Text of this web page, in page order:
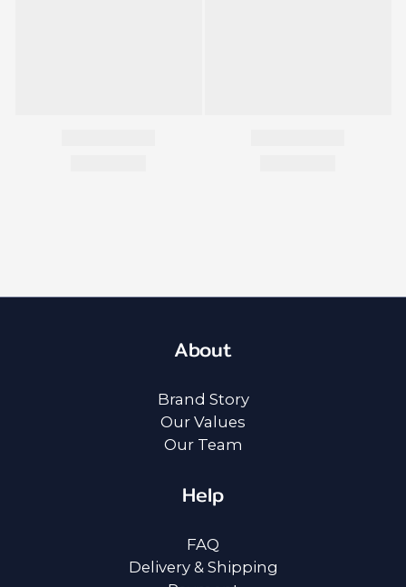
About
Brand Story
Our Values
Our Team
Help
FAQ
Delivery & Shipping